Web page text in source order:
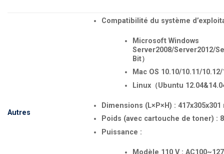
Autres
Compatibilité du système
Microsoft Windows
Server2008/Server2012/
Bit）
Mac OS 10.10/10.11/
Linux（Ubuntu
Dimensions (L×P×H) : 417x305x301
Poids (avec cartouche de toner) :
Puissance :
Modèle 110 V :